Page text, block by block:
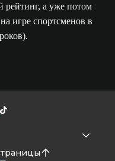
рейтинг, а уже потом
игре спортсменов в